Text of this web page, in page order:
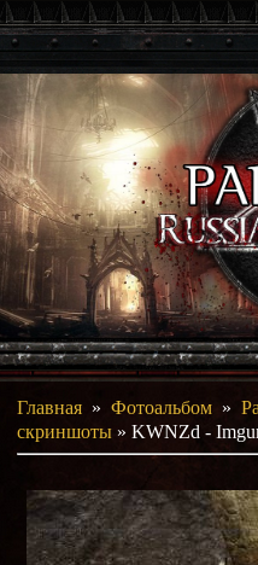
Главная »Фотоальбом »
скриншоты » KWNZd -